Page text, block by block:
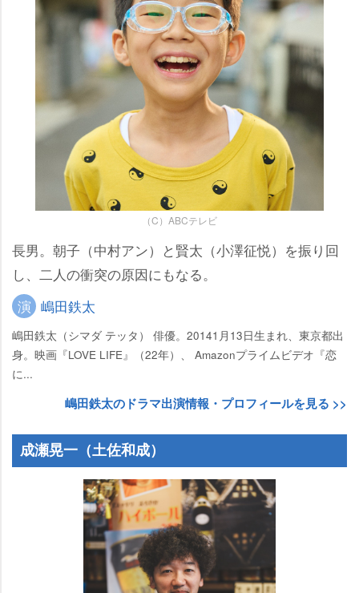
（C）ABCテレビ
長男。朝子（中村アン）と賢太（小澤征悦）を振り回
し、二人の衝突の原因にもなる。
演 嶋田鉄太
嶋田鉄太（シマダ テッタ） 俳優。20141月13日生まれ、東京都出
身。映画『LOVE LIFE』（22年）、 Amazonプライムビデオ『恋
に...
嶋田鉄太のドラマ出演情報・プロフィールを見る >>
成瀬晃一（土佐和成）